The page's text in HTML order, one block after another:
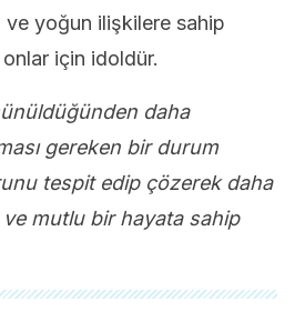
yoğun ilişkilere sahip
için idoldür.
daha
gereken bir durum
tespit edip çözerek daha
ve mutlu bir hayata sahip